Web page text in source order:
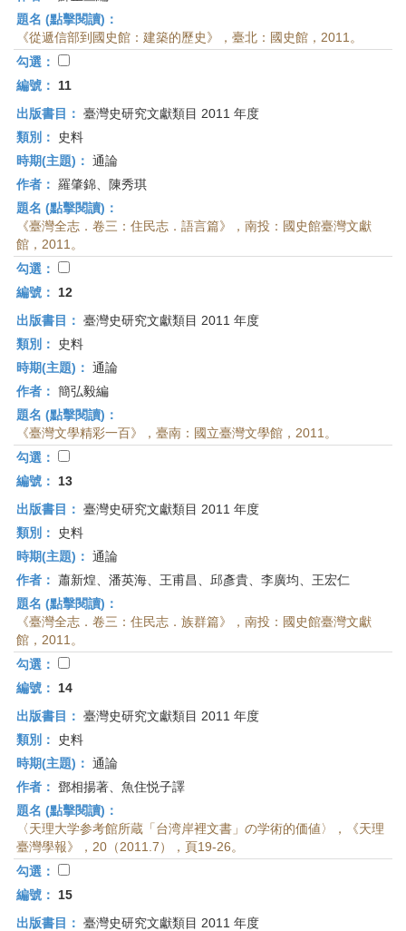
題名 (點擊閱讀)：
《從遞信部到國史館：建築的歷史》，臺北：國史館，2011。
勾選：
編號：
11
出版書目： 臺灣史研究文獻類目 2011 年度
類別：
史料
時期(主題)： 通論
作者： 羅肇錦、陳秀琪
題名 (點擊閱讀)：
《臺灣全志．卷三：住民志．語言篇》，南投：國史館臺灣文獻
館，2011。
勾選：
編號：
12
出版書目： 臺灣史研究文獻類目 2011 年度
類別：
史料
時期(主題)： 通論
作者： 簡弘毅編
題名 (點擊閱讀)：
《臺灣文學精彩一百》，臺南：國立臺灣文學館，2011。
勾選：
編號：
13
出版書目： 臺灣史研究文獻類目 2011 年度
類別：
史料
時期(主題)： 通論
作者： 蕭新煌、潘英海、王甫昌、邱彥貴、李廣均、王宏仁
題名 (點擊閱讀)：
《臺灣全志．卷三：住民志．族群篇》，南投：國史館臺灣文獻
館，2011。
勾選：
編號：
14
出版書目： 臺灣史研究文獻類目 2011 年度
類別：
史料
時期(主題)： 通論
作者： 鄧相揚著、魚住悦子譯
題名 (點擊閱讀)：
〈天理大学参考館所蔵「台湾岸裡文書」の学術的価値〉，《天理
臺灣學報》，20（2011.7），頁19-26。
勾選：
編號：
15
出版書目： 臺灣史研究文獻類目 2011 年度